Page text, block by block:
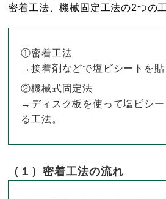
密着工法、機械固定工法の2つの
①密着工法
→接着剤などで塩ビシートを貼
②機械式固定法
→ディスク板を使って塩ビシ
る工法。
（１）密着工法の流れ